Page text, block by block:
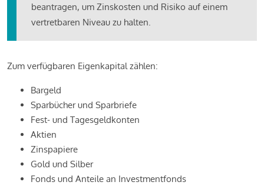
beantragen, um Zinskosten und Risiko auf einem
vertretbaren Niveau zu halten.
Zum verfügbaren Eigenkapital zählen:
Bargeld
Sparbücher und Sparbriefe
Fest- und Tagesgeldkonten
Aktien
Zinspapiere
Gold und Silber
Fonds und Anteile an Investmentfonds